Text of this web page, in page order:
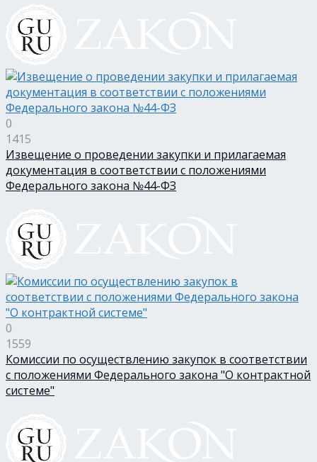
0
1415
Извещение о проведении закупки и прилагаемая
документация в соответствии с положениями
Федерального закона №44-ФЗ
0
1559
Комиссии по осуществлению закупок в соответствии
с положениями Федерального закона "О контрактной
системе"